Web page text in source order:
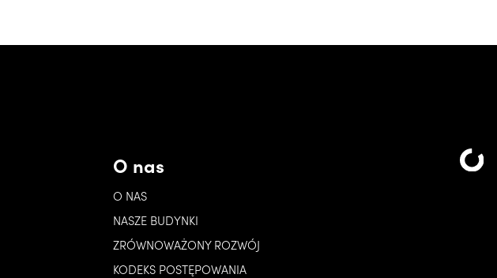
O nas
O NAS
NASZE BUDYNKI
ZRÓWNOWAŻONY ROZWÓJ
KODEKS POSTĘPOWANIA